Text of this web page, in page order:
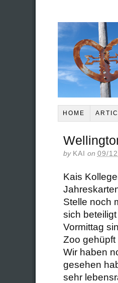
HOME
by KAI on 09/
Kais
Stelle noch
sich
Vormittag
Zoo
Wir haben
gesehen
sehr